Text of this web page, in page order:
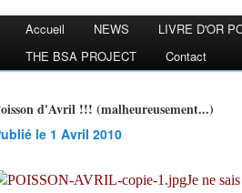
Accueil NEWS LIVRE D'OR
THE BSA PROJECT
Contact
Poisson d'Avril !!! (malheureusement...)
Publié le 1 Avril 2010
Je ne